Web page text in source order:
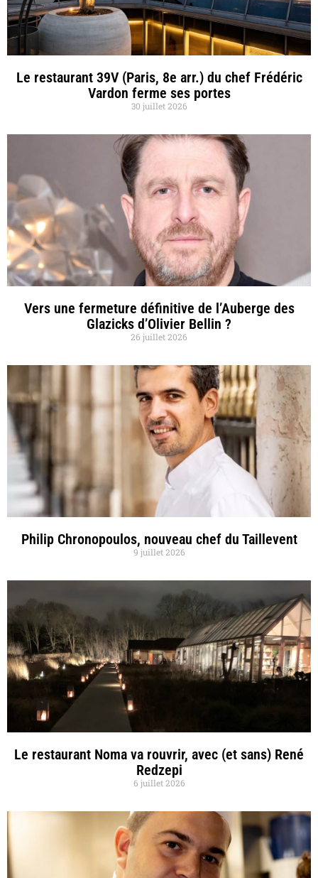
Le restaurant 39V (Paris, 8e arr.) du chef Frédéric
Vardon ferme ses portes
30 juillet 2026
Vers une fermeture définitive de l’Auberge des
Glazicks d’Olivier Bellin ?
26 juillet 2026
Philip Chronopoulos, nouveau chef du Taillevent
9 juillet 2026
Le restaurant Noma va rouvrir, avec (et sans) René
Redzepi
6 juillet 2026